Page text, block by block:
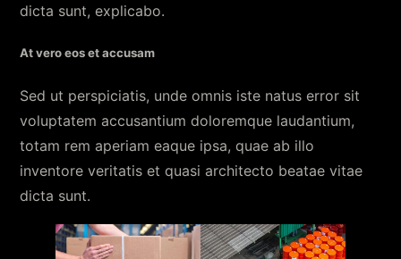
dicta sunt, explicabo.
At vero eos et accusam
Sed ut perspiciatis, unde omnis iste natus error sit
voluptatem accusantium doloremque laudantium,
totam rem aperiam eaque ipsa, quae ab illo
inventore veritatis et quasi architecto beatae vitae
dicta sunt.